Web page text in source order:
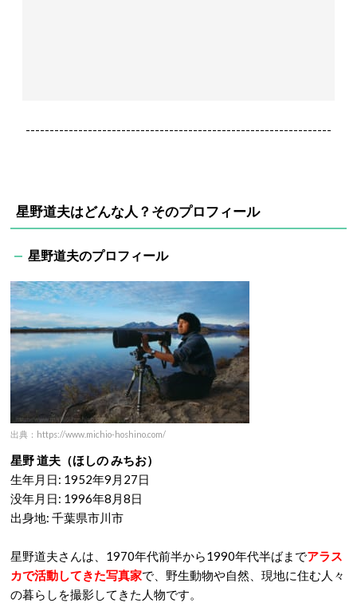
----------------------------------------------------------------
星野道夫はどんな人？そのプロフィール
星野道夫のプロフィール
出典：https://www.michio-hoshino.com/
星野 道夫（ほしの みちお）
生年月日: 1952年9月27日
没年月日: 1996年8月8日
出身地: 千葉県市川市
星野道夫さんは、1970年代前半から1990年代半ばまでアラス
カで活動してきた写真家で、野生動物や自然、現地に住む人々
の暮らしを撮影してきた人物です。